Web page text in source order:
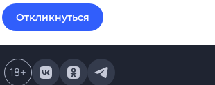
Откликнуться
18+